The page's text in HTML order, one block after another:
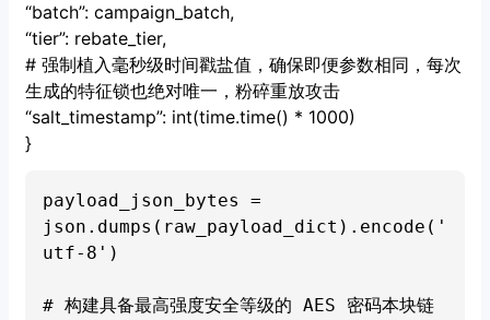
“batch”: campaign_batch,
“tier”: rebate_tier,
# 强制植入毫秒级时间戳盐值，确保即便参数相同，每次
生成的特征锁也绝对唯一，粉碎重放攻击
“salt_timestamp”: int(time.time() * 1000)
}
payload_json_bytes =
json.dumps(raw_payload_dict).encode('
utf-8')
# 构建具备最高强度安全等级的 AES 密码本块链